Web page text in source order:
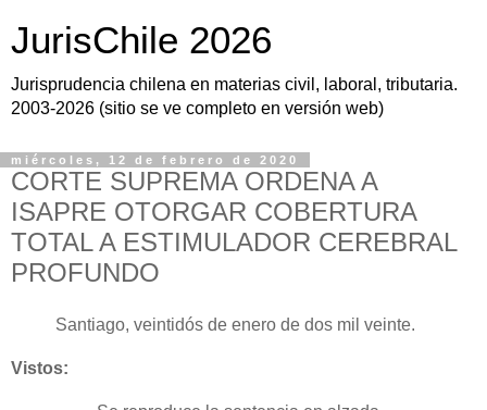
JurisChile 2026
Jurisprudencia chilena en materias civil, laboral, tributaria.
2003-2026 (sitio se ve completo en versión web)
miércoles, 12 de febrero de 2020
CORTE SUPREMA ORDENA A
ISAPRE OTORGAR COBERTURA
TOTAL A ESTIMULADOR CEREBRAL
PROFUNDO
Santiago, veintidós de enero de dos mil veinte.
Vistos: